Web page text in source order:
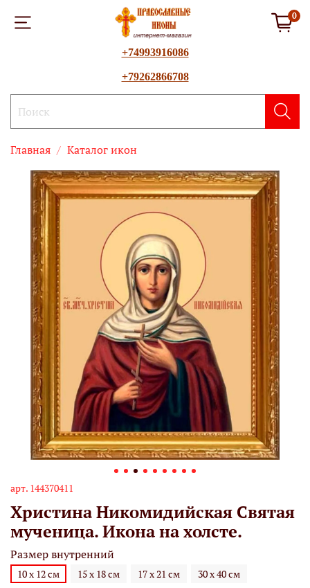
0
+74993916086
+79262866708
Главная Каталог икон
арт. 144370411
Христина Никомидийская Святая
мученица. Икона на холсте.
Размер внутренний
10 х 12 см 15 х 18 см 17 х 21 см 30 х 40 см